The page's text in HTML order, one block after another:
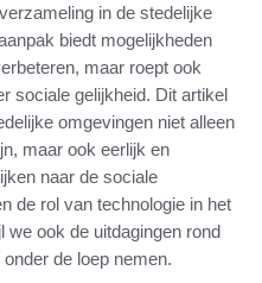
in de stedelijke
biedt mogelijkheden
maar roept ook
sociale gelijkheid. Dit artikel
omgevingen niet alleen
maar ook eerlijk en
naar de sociale
de rol van technologie in het
we ook de uitdagingen rond
de loep nemen.